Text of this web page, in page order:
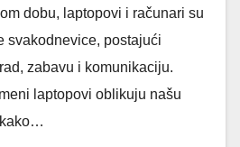
dobu, laptopovi i računari su
svakodnevice, postajući
zabavu i komunikaciju.
laptopovi oblikuju našu